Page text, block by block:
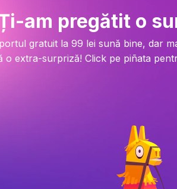
generației actuale.
am pregătit o
gratuit la 99 lei sună bine, dar
o extra-surpriză! Click pe piñata